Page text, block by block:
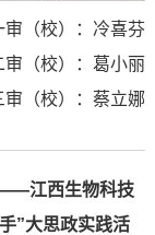
审（校）：冷喜芬
审（校）：葛小丽
审（校）：蔡立娜
江西生物科技
”大思政实践活